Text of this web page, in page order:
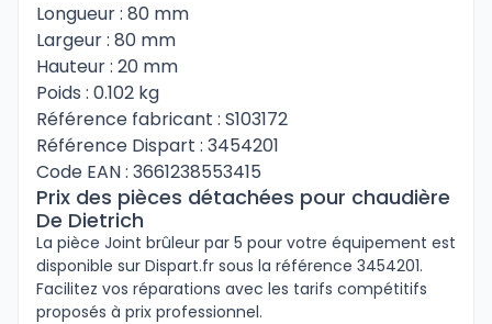
Longueur : 80 mm
Largeur : 80 mm
Hauteur : 20 mm
Poids : 0.102 kg
Référence fabricant : S103172
Référence Dispart : 3454201
Code EAN : 3661238553415
Prix des pièces détachées pour chaudière
De Dietrich
La pièce Joint brûleur par 5 pour votre équipement est
disponible sur Dispart.fr sous la référence 3454201.
Facilitez vos réparations avec les tarifs compétitifs
proposés à prix professionnel.